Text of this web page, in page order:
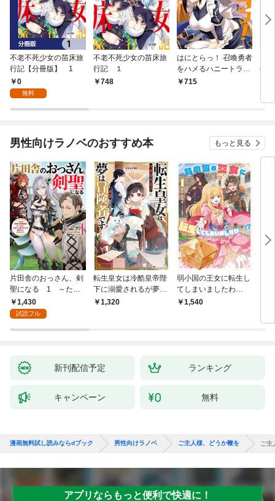
不老不死少女の苗床旅
行記【分冊版】 1
0
無料
不老不死少女の苗床旅
行記 １
748
はにとらっ！ 召喚勇者
をハメるハニートラッ
プ包囲網 1
715
年9
男性向けラノベのおすすめ本 もっと見る
片田舎のおっさん、剣
聖になる 1 ～ただ
の田舎の剣術師範だっ
たのに、大成した弟子
ない件～
1,430
試読フル
転生皇女は冷酷皇帝陛
下に溺愛されるが夢は
冒険者です！
1,320
弱小国の王女に転生し
てしまいましたわ
～！？ 1巻
1,540
新刊配信予定 ランキング
キャンペーン 無料
漫画無料試し読みならdブック 男性向けラノベ ご主人様、どうか鞭を ご主
アプリならもっと便利で快適に！